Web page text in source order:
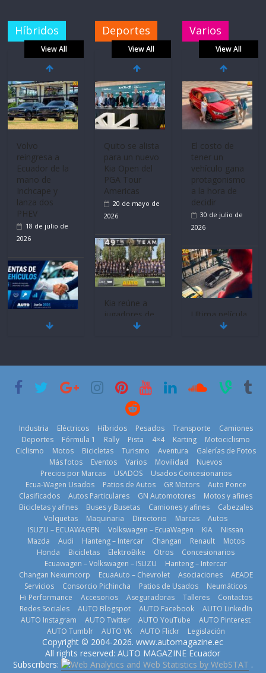
Híbridos
View All
Volvo
reingresa a
Ecuador de la
mano de
lanza dos
PHEV
18 de julio de
2026
Mercado
automotor
nacional cierra
su mejor 1er
BMW, Toyota,
Bosch y
prueban flota
que usa
gasolina 100%
renovable
25 de julio de
2026
Nuevo SUV
Honda ZR-V
Advanced
Hybrid para el
mercado local
Deportes
View All
La FEDAK
recibe 12
Sinotruk
Bolden para
cubrir las rutas
de La Vuelta
31 de julio de
Quito se alista
para un nuevo
Kia Open del
20 de mayo de
2026
Kia reúne a
jugadores de
fútbol de todo
el mundo en
‘Kia OMBC
Cup’
6 de mayo de
2026
La Vuelta al
Ecuador 2026,
edición 47ª,
recorre 7
Varios
View All
El costo de
tener un
vehículo gana
protagonismo
decidir
30 de julio de
2026
Ultima película
‘Spider‑Man:
Brand New
Day’ pone en
BMW
29 de julio de
¿Qué puede
pasar con tu
vehículo si
permanece
varios días sin
usar?
3 de agosto de
2026
La FEDAK
recibe 12
Sinotruk
Bolden para
cubrir las rutas
de La Vuelta
31 de julio de
Industria Eléctricos Híbridos Pesados Transporte
Camiones
Deportes
Fórmula 1 Rally Pista 4×4 Karting
Motociclismo
Ciclismo
Motos Bicicletas Turismo Aventura
Galerías de Fotos
Más fotos
Eventos Varios Movilidad
Nuevos
Precios por Marcas
USADOS
Usados Concesionarios
Ecua-Wagen Usados
Patios de Autos GR Motors
Auto Ponce
Clasificados
Autos Particulares GN Automotores
Motos y afines
Bicicletas y afines
Buses y Busetas Camiones y afines
Cabezales
Volquetas
Maquinaria Directorio Marcas
Autos
ISUZU – ECUAWAGEN
Volkswagen – EcuaWagen KIA
Nissan
Mazda
Audi Hanteng – Intercar Changan Renault
Motos
Honda
Bicicletas ElektroBike Otros
Concesionarios
Ecuawagen – Volkswagen – ISUZU
Hanteng – Intercar
Changan Nexumcorp
EcuaAuto – Chevrolet Asociaciones
AEADE
Servicios
Consorcio Pichincha Patios de Usados
Neumáticos
Hi Performance
Accesorios Aseguradoras Talleres
Contactos
Redes Sociales
AUTO Blogspot AUTO Facebook
AUTO LinkedIn
AUTO Instagram
AUTO Twitter AUTO YouTube
AUTO Pinterest
AUTO Tumblr
AUTO VK AUTO Flickr Legislación
Copyright © 2004-2026. www.automagazine.ec
All rights reserved: AUTO MAGAZINE Ecuador
Subscribers:
.